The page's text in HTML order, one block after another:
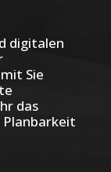
digitalen
Sie
das
Planbarkeit